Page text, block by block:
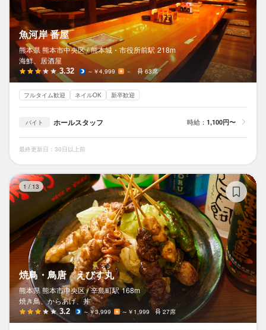
魚河岸 番屋
熊本県 熊本市中央区 / 熊本城・市役所前駅 218m
海鮮、居酒屋
3.32 ～￥4,999 － 63席
フルタイム歓迎 ネイルOK 新卒歓迎
バイト ホールスタッフ 時給： 1,100円〜
最終更新日：30日以上前
1 / 13
焼鳥・鳥唐 えびす丸
熊本県 熊本市中央区 / 辛島町駅 168m
焼き鳥、からあげ、丼
3.2 ～￥3,999 ～￥1,999 27席